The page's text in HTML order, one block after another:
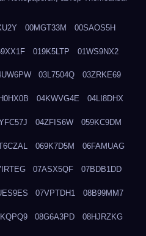
00MGT33M 00SAOS5H
019K5LTP 01WS9NX2
03L7504Q 03ZRKE69
04KWVG4E 04LI8DHX
04ZFIS6W 059KC9DM
069K7D5M 06FAMUAG
07ASX5QF 07BDB1DD
07VPTDH1 08B99MM7
08G6A3PD 08HJRZKG